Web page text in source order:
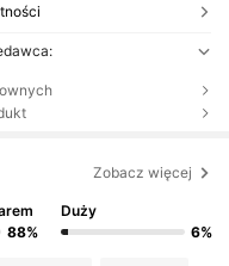
Zobacz więcej
88%
Duży
6%